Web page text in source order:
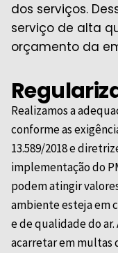
dos serviços.
serviço de alta
orçamento da
Realizamos a
conforme as
13.589/2018 e
implementação do
podem atingir
ambiente esteja em
e de qualidade do ar.
acarretar em multas